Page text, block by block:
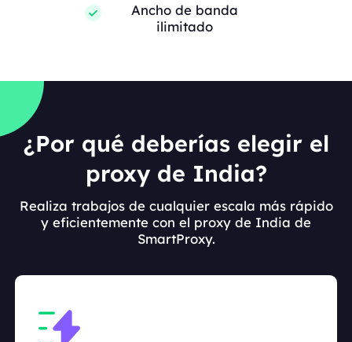
Ancho de banda
ilimitado
¿Por qué deberías elegir el
proxy de India?
Realiza trabajos de cualquier escala más rápido
y eficientemente con el proxy de India de
SmartProxy.